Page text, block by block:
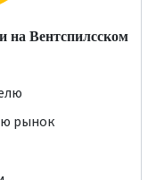
на Вентспилсском
рынок